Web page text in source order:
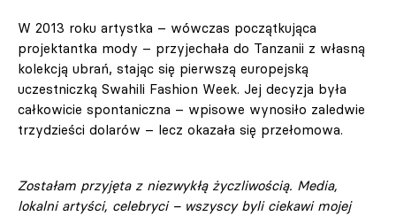
W 2013 roku artystka – wówczas początkująca
projektantka mody – przyjechała do Tanzanii z własną
kolekcją ubrań, stając się pierwszą europejską
uczestniczką Swahili Fashion Week. Jej decyzja była
całkowicie spontaniczna – wpisowe wynosiło zaledwie
trzydzieści dolarów – lecz okazała się przełomowa.
Zostałam przyjęta z niezwykłą życzliwością. Media,
lokalni artyści, celebryci – wszyscy byli ciekawi mojej